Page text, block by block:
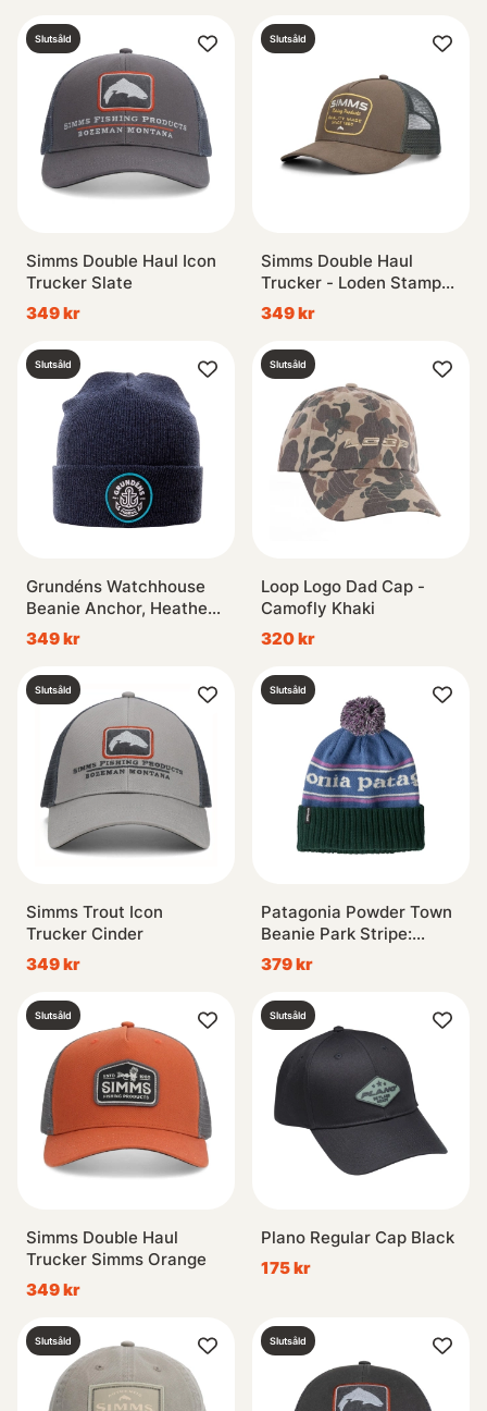
Slutsåld
Simms Double Haul Icon
Trucker Slate
349 kr
Slutsåld
Simms Double Haul
Trucker - Loden Stamp
Lockup
349 kr
Slutsåld
Grundéns Watchhouse
Beanie Anchor, Heather
Navy
349 kr
Slutsåld
Loop Logo Dad Cap -
Camofly Khaki
320 kr
Slutsåld
Simms Trout Icon
Trucker Cinder
349 kr
Slutsåld
Patagonia Powder Town
Beanie Park Stripe:
Barnacle Blue
379 kr
Slutsåld
Simms Double Haul
Trucker Simms Orange
349 kr
Slutsåld
Plano Regular Cap Black
175 kr
Slutsåld Slutsåld